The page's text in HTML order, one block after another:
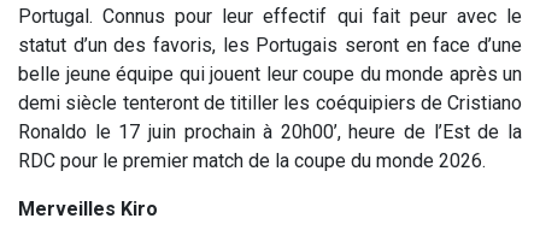
Portugal. Connus pour leur effectif qui fait peur avec le
statut d’un des favoris, les Portugais seront en face d’une
belle jeune équipe qui jouent leur coupe du monde après un
demi siècle tenteront de titiller les coéquipiers de Cristiano
Ronaldo le 17 juin prochain à 20h00’, heure de l’Est de la
RDC pour le premier match de la coupe du monde 2026.
Merveilles Kiro